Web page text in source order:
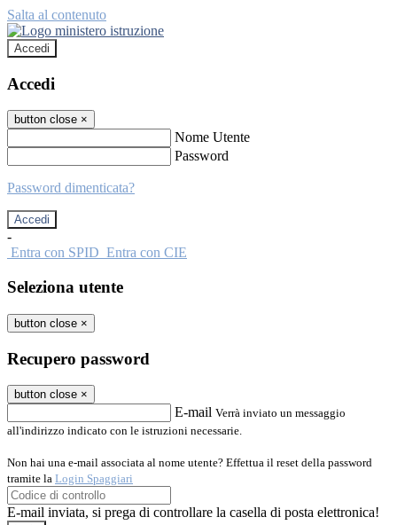
Salta al contenuto
Accedi
Accedi
button close ×
Nome Utente
Password
Password dimenticata?
-
Entra con SPID Entra con CIE
Seleziona utente
button close ×
Recupero password
button close ×
E-mail Verrà inviato un messaggio
all'indirizzo indicato con le istruzioni necessarie.
Non hai una e-mail associata al nome utente? Effettua il reset della password
tramite la Login Spaggiari
E-mail inviata, si prega di controllare la casella di posta elettronica!